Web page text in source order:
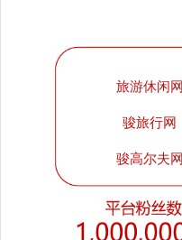
旅游休闲网
骏旅行网
骏高尔夫网